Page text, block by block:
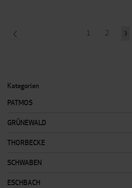
Seite
1 Seite
2
Sie
3
Kategorien
PATMOS
GRÜNEWALD
THORBECKE
SCHWABEN
ESCHBACH